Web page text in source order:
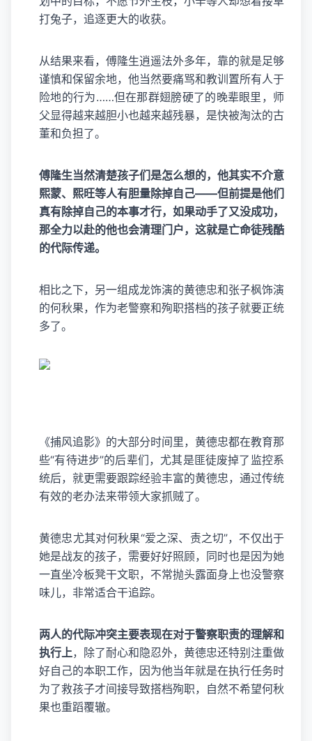
打兔子，追逐更大的收获。
从结果来看，傅隆生逍遥法外多年，靠的就是足够
谨慎和保留余地，他当然要痛骂和教训置所有人于
险地的行为……但在那群翅膀硬了的晚辈眼里，师
父显得越来越胆小也越来越残暴，是快被淘汰的古
董和负担了。
傅隆生当然清楚孩子们是怎么想的，他其实不介意
熙蒙、熙旺等人有胆量除掉自己——但前提是他们
真有除掉自己的本事才行，如果动手了又没成功，
那全力以赴的他也会清理门户，这就是亡命徒残酷
的代际传递。
相比之下，另一组成龙饰演的黄德忠和张子枫饰演
的何秋果，作为老警察和殉职搭档的孩子就要正统
多了。
《捕风追影》的大部分时间里，黄德忠都在教育那
些“有待进步”的后辈们，尤其是匪徒废掉了监控系
统后，就更需要跟踪经验丰富的黄德忠，通过传统
有效的老办法来带领大家抓贼了。
黄德忠尤其对何秋果“爱之深、责之切”，不仅出于
她是战友的孩子，需要好好照顾，同时也是因为她
一直坐冷板凳干文职，不常抛头露面身上也没警察
味儿，非常适合干追踪。
两人的代际冲突主要表现在对于警察职责的理解和
执行上，除了耐心和隐忍外，黄德忠还特别注重做
好自己的本职工作，因为他当年就是在执行任务时
为了救孩子才间接导致搭档殉职，自然不希望何秋
果也重蹈覆辙。